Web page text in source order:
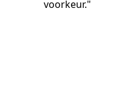
voorkeur."